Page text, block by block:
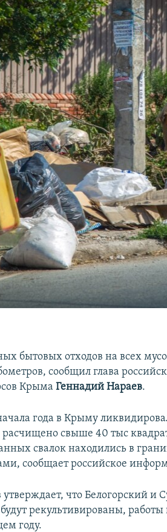
бытовых отходов на всех
сообщил глава
КрымаГеннадий Нараев.
года в Крыму
расчищено свыше 40 тыс
свалок находились в
сообщает российское
что Белогорский и
рекультивированы,
году.